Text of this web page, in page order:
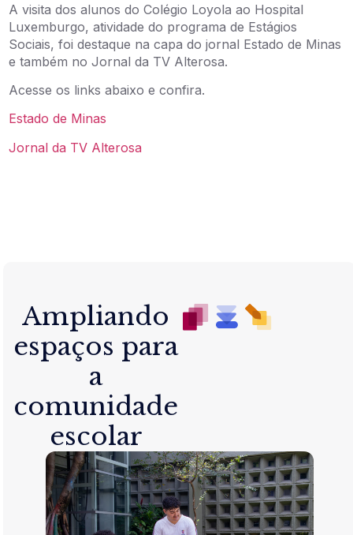
A visita dos alunos do Colégio Loyola ao Hospital
Luxemburgo, atividade do programa de Estágios
Sociais, foi destaque na capa do jornal Estado de Minas
e também no Jornal da TV Alterosa.
Acesse os links abaixo e confira.
Estado de Minas
Jornal da TV Alterosa
Ampliando
espaços para
a
comunidade
escolar